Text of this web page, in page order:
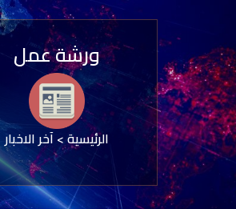
ورشة عمل
الرئيسية>آخر الاخبار